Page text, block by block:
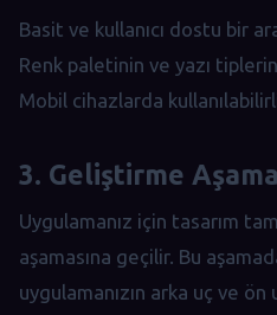
Basit ve kullanıcı dostu bir
Renk paletinin ve yazı
Mobil cihazlarda
3. Geliştirme
Uygulamanız için tasarım
aşamasına geçilir. Bu
uygulamanızın arka uç ve